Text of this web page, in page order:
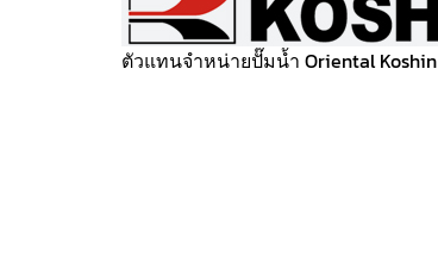
ตัวแทนจำหน่ายปั๊มน้ำ Oriental Koshin